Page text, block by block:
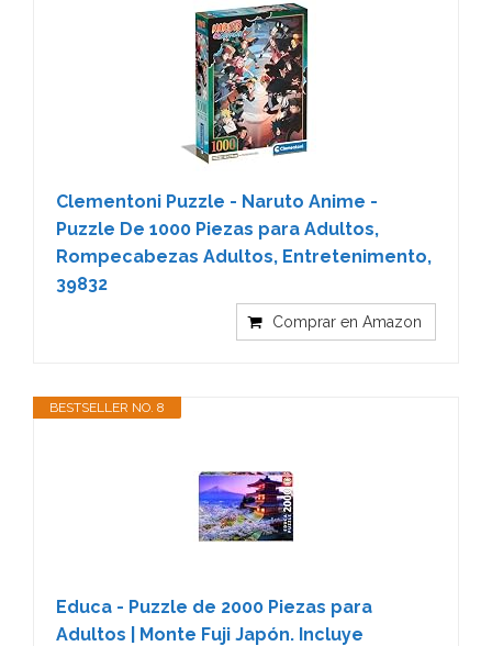
Clementoni Puzzle - Naruto Anime -
Puzzle De 1000 Piezas para Adultos,
Rompecabezas Adultos, Entretenimento,
39832
Comprar en Amazon
BESTSELLER NO. 8
Educa - Puzzle de 2000 Piezas para
Adultos | Monte Fuji Japón. Incluye